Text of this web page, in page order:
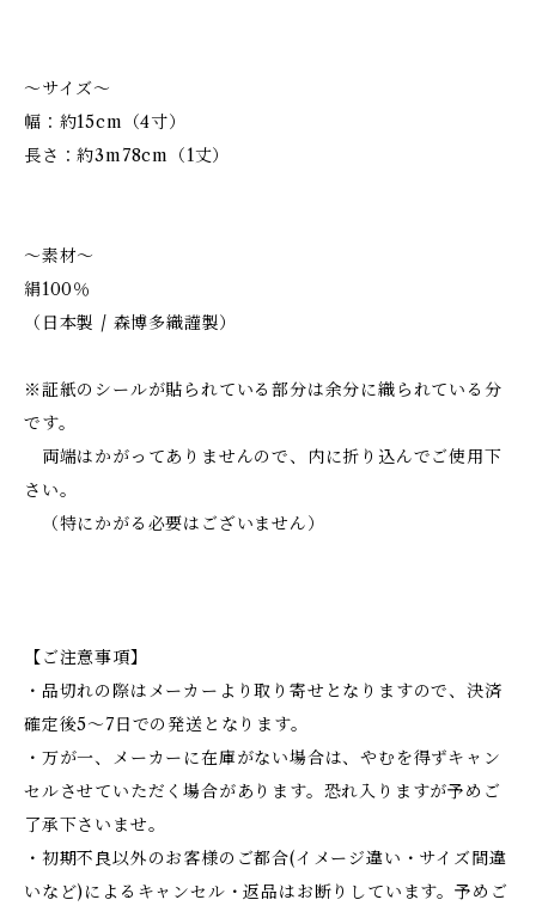
～サイズ～
幅：約15cm（4寸）
長さ：約3m78cm（1丈）
～素材～
絹100％
（日本製 / 森博多織謹製）
※証紙のシールが貼られている部分は余分に織られている分
です。
両端はかがってありませんので、内に折り込んでご使用下
さい。
（特にかがる必要はございません）
【ご注意事項】
・品切れの際はメーカーより取り寄せとなりますので、決済
確定後5～7日での発送となります。
・万が一、メーカーに在庫がない場合は、やむを得ずキャン
セルさせていただく場合があります。恐れ入りますが予めご
了承下さいませ。
・初期不良以外のお客様のご都合(イメージ違い・サイズ間違
いなど)によるキャンセル・返品はお断りしています。予めご